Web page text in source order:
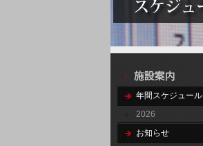
年間スケジュール
2026
お知らせ